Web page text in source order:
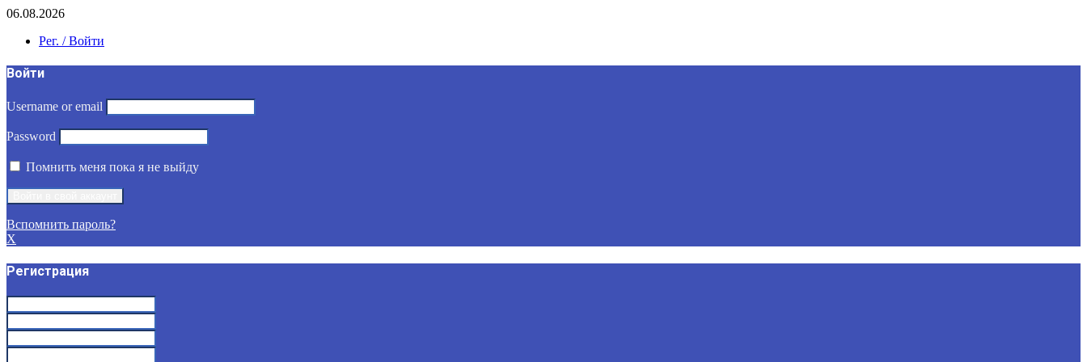
06.08.2026
Рег. / Войти
Войти
Username or email
Password
Помнить меня пока я не выйду
Вспомнить пароль?
X
Регистрация